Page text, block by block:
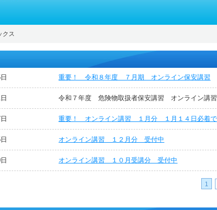
クス
重要！ 令和８年度 ７月期 オンライン保安講習
令和７年度 危険物取扱者保安講習 オンライン講
重要！ オンライン講習 １月分 １月１４日必着で
オンライン講習 １２月分 受付中
オンライン講習 １０月受講分 受付中
1